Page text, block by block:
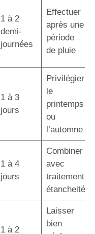
1 à 2
demi-
journées
Effectuer
après une
période
de pluie
1 à 3
jours
Privilégier
le
printemps
ou
l’automne
1 à 4
jours
Combiner
avec
traitement
étancheité
1 à 2
Laisser
bien